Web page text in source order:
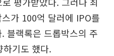
가 100억 달러에 IPO를
블랙록은 드롭박스의 주
기도 했다.